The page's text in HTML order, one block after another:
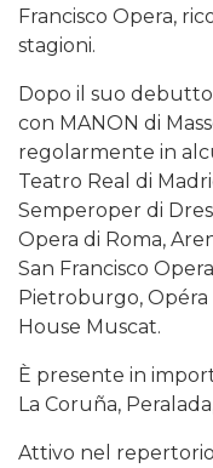
Francisco Opera,
stagioni.
Dopo il suo
con MANON di
regolarmente in
Teatro Real di
Semperoper di
Opera di Roma,
San Francisco
Pietroburgo, Opéra
House Muscat.
È presente in
La Coruña,
Attivo nel